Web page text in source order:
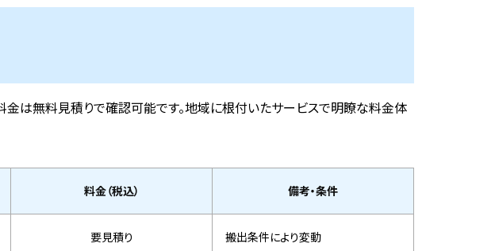
は無料見積りで確認可能です。地域に根付いたサービスで明瞭な料金体
料金（税込） 備考・条件
要見積り 搬出条件により変動